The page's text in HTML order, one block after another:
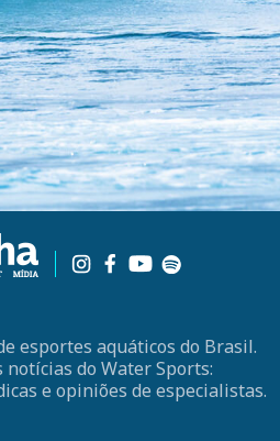
esportes aquáticos do Brasil.
do Water Sports:
e opiniões de especialistas.